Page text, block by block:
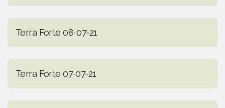
Terra Forte 08-07-21
Terra Forte 07-07-21